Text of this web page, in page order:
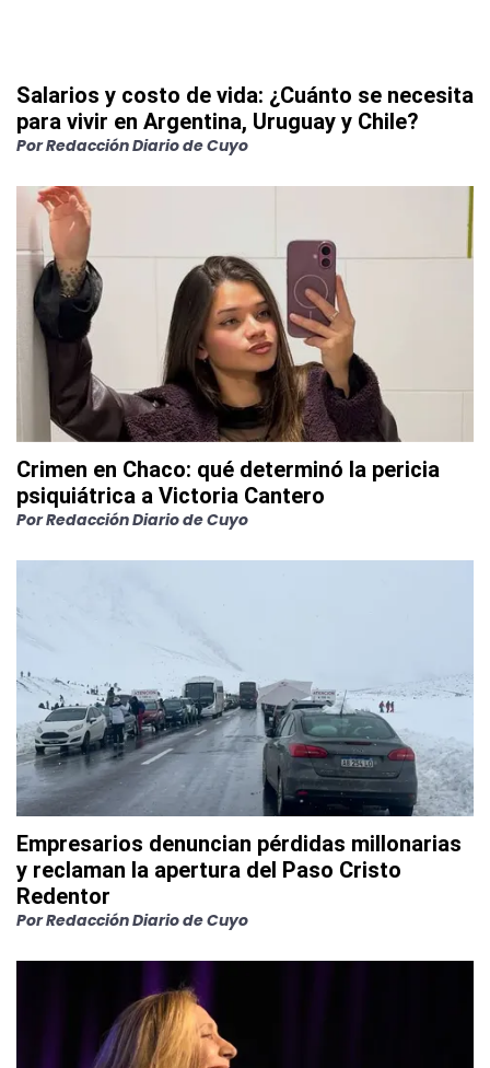
Salarios y costo de vida: ¿Cuánto se necesita
para vivir en Argentina, Uruguay y Chile?
PorRedacción Diario de Cuyo
Crimen en Chaco: qué determinó la pericia
psiquiátrica a Victoria Cantero
PorRedacción Diario de Cuyo
Empresarios denuncian pérdidas millonarias
y reclaman la apertura del Paso Cristo
Redentor
PorRedacción Diario de Cuyo